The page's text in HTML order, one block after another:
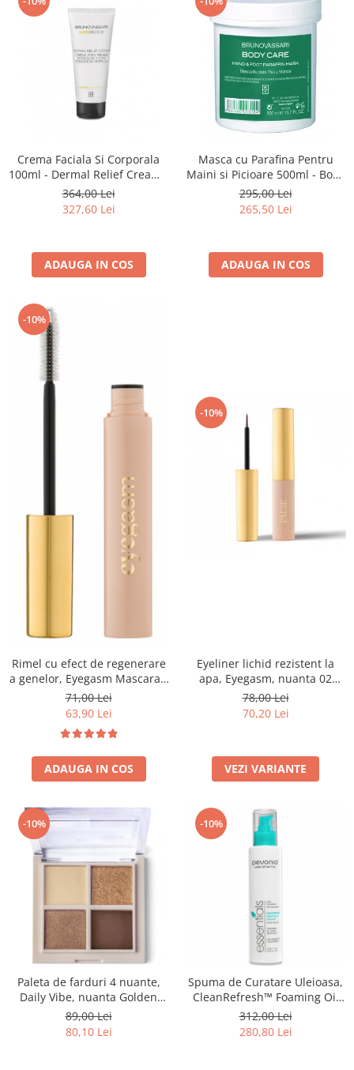
Crema Faciala Si Corporala
100ml - Dermal Relief Cream -
Bruno Vassari
364,00 Lei
327,60 Lei
ADAUGA IN COS
Masca cu Parafina Pentru
Maini si Picioare 500ml - Body
Care Hand & Foot Paraffin
Mask - Bruno Vassari
295,00 Lei
265,50 Lei
ADAUGA IN COS
-10%
Rimel cu efect de regenerare
a genelor, Eyegasm Mascara -
8ml
71,00 Lei
63,90 Lei
ADAUGA IN COS
-10%
Eyeliner lichid rezistent la
apa, Eyegasm, nuanta 02
Brown
78,00 Lei
70,20 Lei
VEZI VARIANTE
-10%
Paleta de farduri 4 nuante,
Daily Vibe, nuanta Golden
Hour 01 - 5,5g
89,00 Lei
80,10 Lei
-10%
Spuma de Curatare Uleioasa,
CleanRefresh™ Foaming Oil
Cleanser - 200ml
312,00 Lei
280,80 Lei